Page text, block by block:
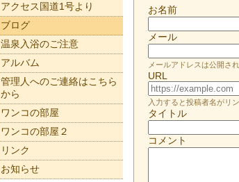
お名前
メール
メールアドレスは公開さ
URL
入力すると投稿者名がリ
タイトル
コメント
アクセス国道1号より
ブログ
温泉入浴のご注意
アルバム
管理人へのご連絡はこちら
から
ワンコの部屋
ワンコの部屋２
リンク
お知らせ